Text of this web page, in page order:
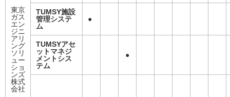
東京
ガス
エン
ジニ
アリ
ング
ソリ
ュー
ショ
ンズ
株式
会社
TUMSY施設
管理システ
ム
●
TUMSYアセ
ットマネジ
メントシス
テム
●